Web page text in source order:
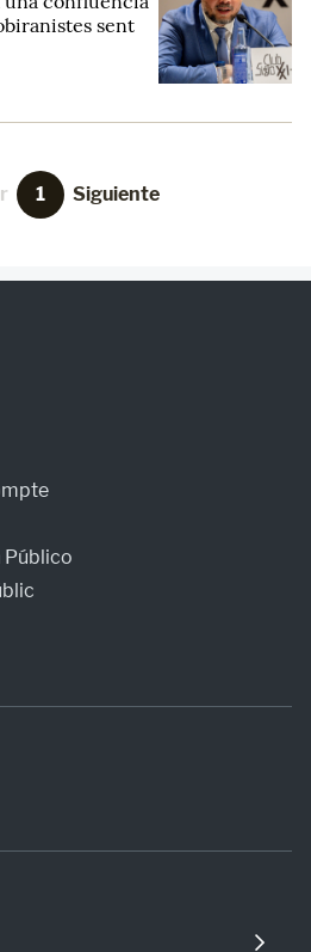
sent
1 Siguiente
Público